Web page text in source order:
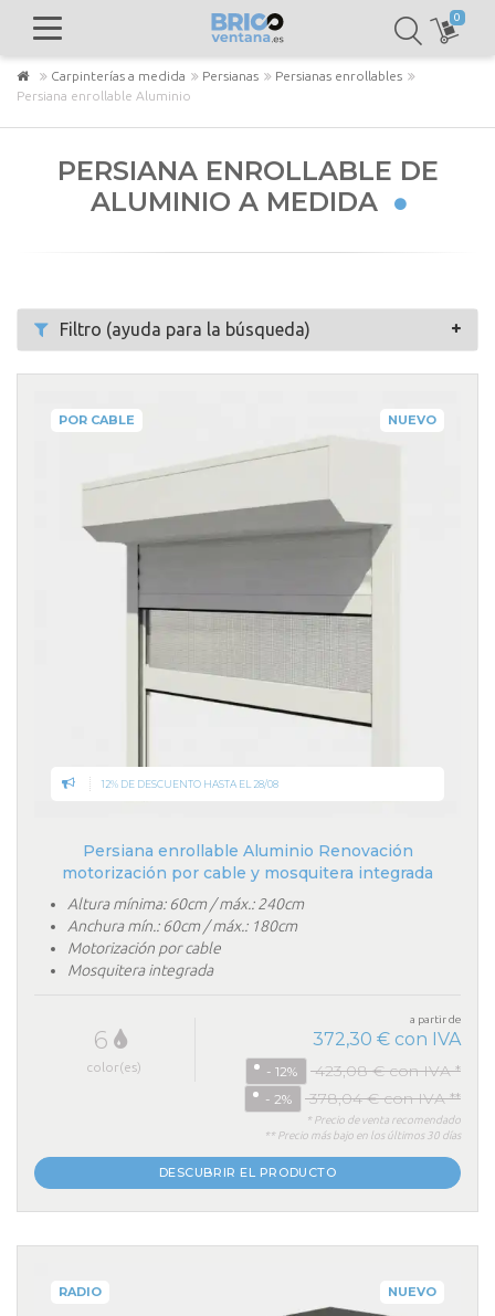
0
Carpinterías a medida Persianas
Persianas enrollables
Persiana enrollable Aluminio
PERSIANA ENROLLABLE DE
ALUMINIO A MEDIDA
Filtro (ayuda para la búsqueda)
POR CABLE NUEVO
12% DE DESCUENTO HASTA EL 28/08
Persiana enrollable Aluminio Renovación
motorización por cable y mosquitera integrada
Altura mínima: 60cm / máx.: 240cm
Anchura mín.: 60cm / máx.: 180cm
Motorización por cable
Mosquitera integrada
6
color(es)
a partir de
372,30 € con IVA
- 12% 423,08 € con IVA *
- 2% 378,04 € con IVA **
* Precio de venta recomendado
** Precio más bajo en los últimos 30 días
DESCUBRIR EL PRODUCTO
RADIO NUEVO